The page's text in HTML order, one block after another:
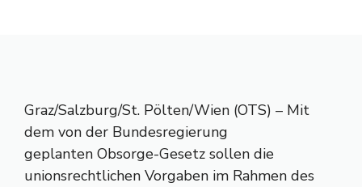
Graz/Salzburg/St. Pölten/Wien (OTS) – Mit
dem von der Bundesregierung
geplanten Obsorge-Gesetz sollen die
unionsrechtlichen Vorgaben im Rahmen des